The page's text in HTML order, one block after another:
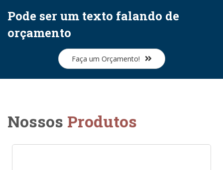
Pode ser um texto falando de
orçamento
Faça um Orçamento!
Nossos Produtos